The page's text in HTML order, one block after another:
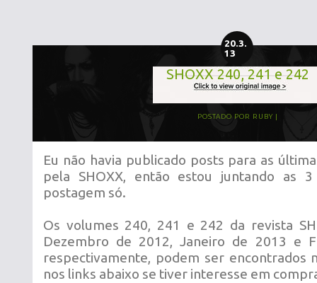
20.3.
13
SHOXX 240, 241 e 242
POSTADO POR RUBY
Eu não havia publicado posts para as
pela SHOXX, então estou juntando as
postagem só.
Os volumes 240, 241 e 242 da revista
Dezembro de 2012, Janeiro de 2013 e
respectivamente, podem ser encontrados
nos links abaixo se tiver interesse em